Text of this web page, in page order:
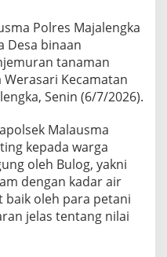
Polres Majalengka
Desa binaan
tanaman
Kecamatan
Senin (6/7/2026).
Malausma
kepada warga
oleh Bulog, yakni
dengan kadar air
baik oleh para petani
jelas tentang nilai